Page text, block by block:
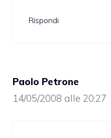
Rispondi
Paolo Petrone
14/05/2008 alle 20:27